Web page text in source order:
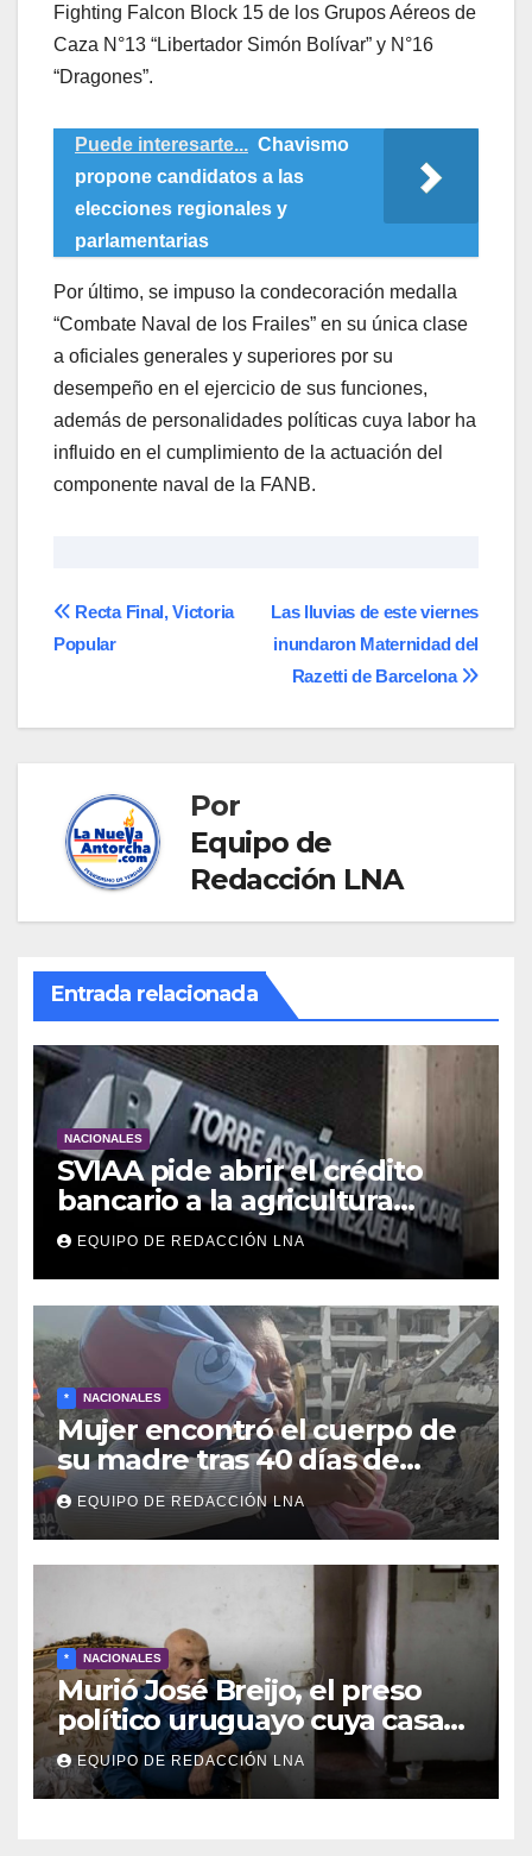
Fighting Falcon Block 15 de los Grupos Aéreos de
Caza N°13 “Libertador Simón Bolívar” y N°16
“Dragones”.
Puede interesarte... Chavismo
propone candidatos a las
elecciones regionales y
parlamentarias
Por último, se impuso la condecoración medalla
“Combate Naval de los Frailes” en su única clase
a oficiales generales y superiores por su
desempeño en el ejercicio de sus funciones,
además de personalidades políticas cuya labor ha
influido en el cumplimiento de la actuación del
componente naval de la FANB.
Navegación
de
entradas
Las lluvias de este viernes
inundaron Maternidad del
Razetti de Barcelona
Recta Final, Victoria
Popular
Por
Equipo de
Redacción LNA
Entrada relacionada
NACIONALES
SVIAA pide abrir el crédito
bancario a la agricultura
familiar en Venezuela
EQUIPO DE REDACCIÓN LNA
* NACIONALES
Mujer encontró el cuerpo de
su madre tras 40 días de
búsqueda en Tanaguarena
EQUIPO DE REDACCIÓN LNA
* NACIONALES
Murió José Breijo, el preso
político uruguayo cuya casa
fue invadida por un
funcionario del GOES
EQUIPO DE REDACCIÓN LNA